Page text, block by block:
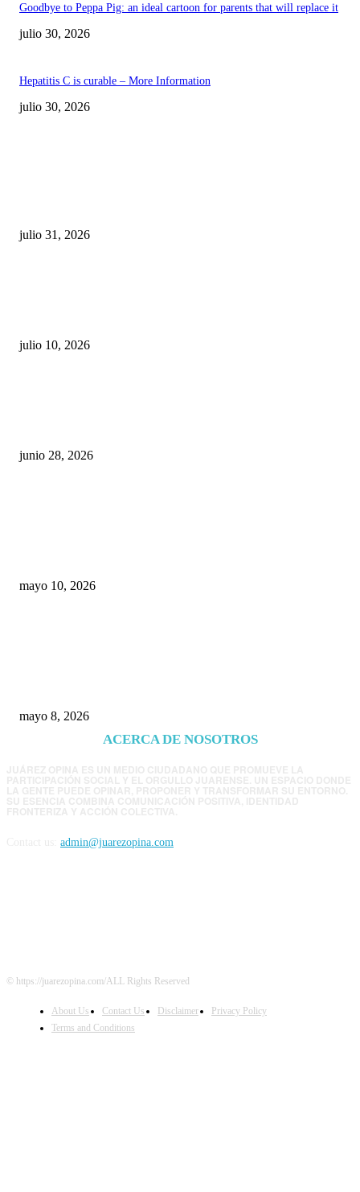
Goodbye to Peppa Pig: an ideal cartoon for parents that will replace it
julio 30, 2026
Hepatitis C is curable – More Information
julio 30, 2026
julio 31, 2026
julio 10, 2026
junio 28, 2026
mayo 10, 2026
mayo 8, 2026
ACERCA DE NOSOTROS
admin@juarezopina.com
© https://juarezopina.com/ALL Rights Reserved
About Us Contact Us Disclaimer
Privacy Policy
Terms and Conditions